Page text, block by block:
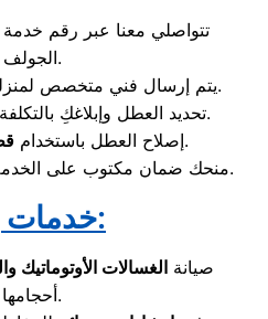
الجولف.
🚚 يتم إرسال فني متخصص لمنزلك لفحص الغسالة.
🔎 تحديد العطل وإبلاغكِ بالتكلفة قبل بدء الإصلاح.
🛠️ إصلاح العطل باستخدام.
📝 منحك ضمان مكتوب على الخدمة والقطع المستبدلة.
خدمات إضافية:
صيانة الغسالات الأوتوماتيك
أحجامها.